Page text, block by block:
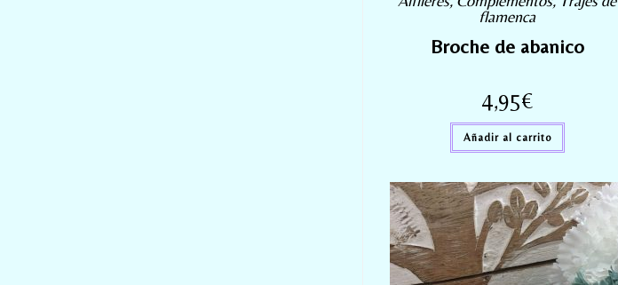
flamenca
Broche de abanico
4,95€
Añadir al carrito